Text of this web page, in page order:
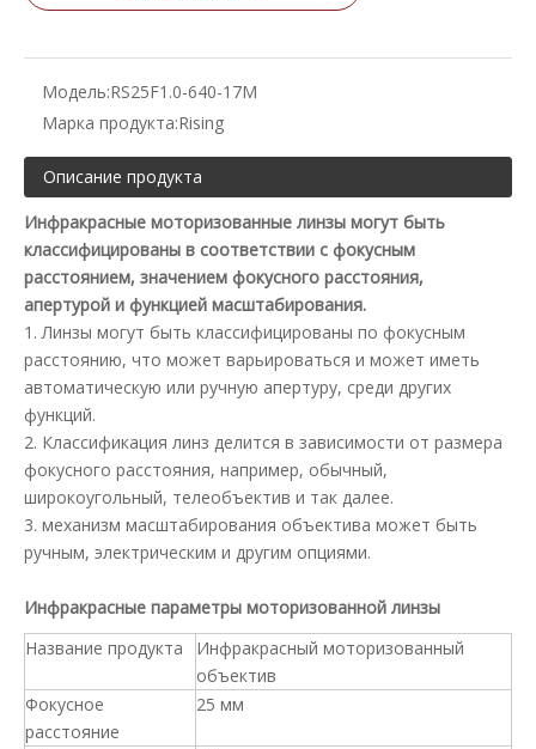
Модель:RS25F1.0-640-17M
Марка продукта:Rising
Описание продукта
Инфракрасные моторизованные линзы могут быть
классифицированы в соответствии с фокусным
расстоянием, значением фокусного расстояния,
апертурой и функцией масштабирования.
1. Линзы могут быть классифицированы по фокусным
расстоянию, что может варьироваться и может иметь
автоматическую или ручную апертуру, среди других
функций.
2. Классификация линз делится в зависимости от размера
фокусного расстояния, например, обычный,
широкоугольный, телеобъектив и так далее.
3. механизм масштабирования объектива может быть
ручным, электрическим и другим опциями.
Инфракрасные параметры моторизованной линзы
Название продукта
Инфракрасный моторизованный
объектив
Фокусное
расстояние
25 мм